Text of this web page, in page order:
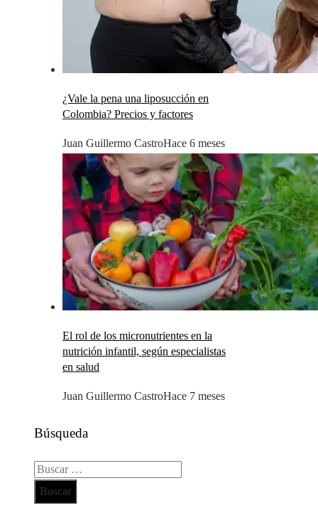
¿Vale la pena una liposucción en
Colombia? Precios y factores
Juan Guillermo CastroHace 6 meses
El rol de los micronutrientes en la
nutrición infantil, según especialistas
en salud
Juan Guillermo CastroHace 7 meses
Búsqueda
Buscar: